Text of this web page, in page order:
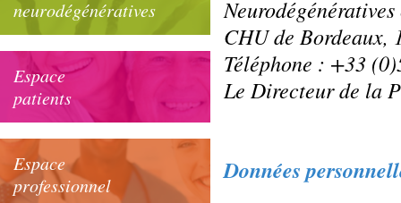
neurodégénératives
Espace
patients
Espace
professionnel
CHU de Bordeaux,
Téléphone : +33 (0)
Le Directeur de la
Données